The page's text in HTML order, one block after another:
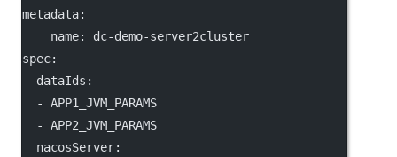
metadata:
name: dc-demo-server2cluster
spec:
dataIds :
  -
APP1_JVM_PARAMS
  -
APP2_JVM_PARAMS
nacosServer: